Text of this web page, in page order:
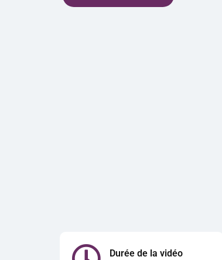
Durée de la vidéo